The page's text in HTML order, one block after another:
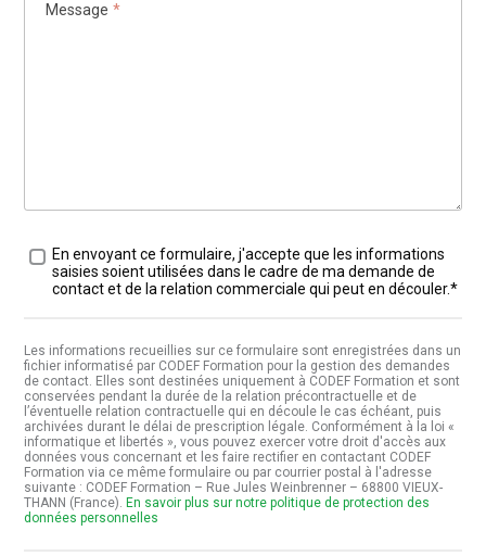
Message *
Traitement des données *
En envoyant ce formulaire, j'accepte que les informations
saisies soient utilisées dans le cadre de ma demande de
contact et de la relation commerciale qui peut en découler.*
Les informations recueillies sur ce formulaire sont enregistrées dans un
fichier informatisé par CODEF Formation pour la gestion des demandes
de contact. Elles sont destinées uniquement à CODEF Formation et sont
conservées pendant la durée de la relation précontractuelle et de
l’éventuelle relation contractuelle qui en découle le cas échéant, puis
archivées durant le délai de prescription légale. Conformément à la loi «
informatique et libertés », vous pouvez exercer votre droit d'accès aux
données vous concernant et les faire rectifier en contactant CODEF
Formation via ce même formulaire ou par courrier postal à l'adresse
suivante : CODEF Formation – Rue Jules Weinbrenner – 68800 VIEUX-
THANN (France). En savoir plus sur notre politique de protection des
données personnelles